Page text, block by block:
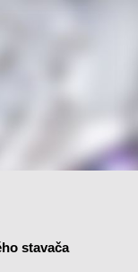
stavača